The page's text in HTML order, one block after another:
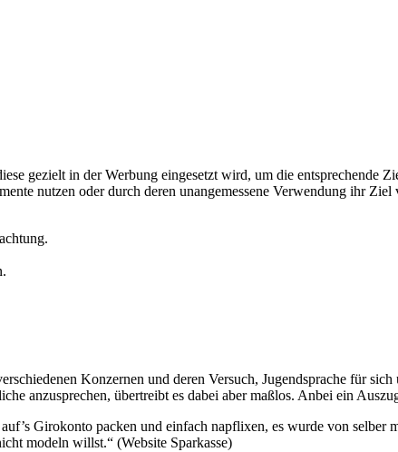
gezielt in der Werbung eingesetzt wird, um die entsprechende
nutzen oder durch deren unangemessene Verwendung ihr Ziel
Konzernen und deren Versuch, Jugendsprache für
anzusprechen, übertreibt es dabei aber maßlos. Anbei ein
Girokonto packen und einfach napflixen, es wurde von selber
modeln willst.“ (Website Sparkasse)